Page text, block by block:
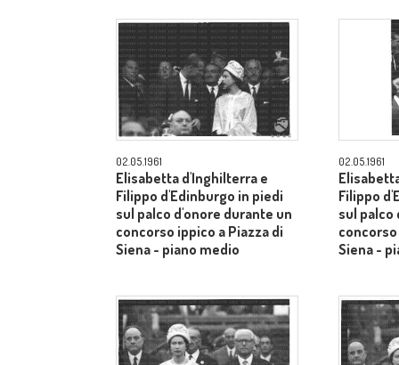
02.05.1961
Elisabetta d'Inghilterra e
Filippo d'Edinburgo in piedi
sul palco d'onore durante un
concorso ippico a Piazza di
Siena - piano medio
02.05.1961
Filippo
sul palco
Siena -